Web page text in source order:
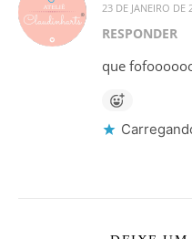
23 DE JANEIRO DE
RESPONDER
que